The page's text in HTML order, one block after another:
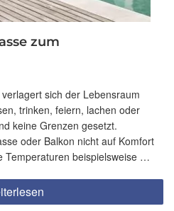
zum
sich der Lebensraum
trinken, feiern, lachen oder
keine Grenzen gesetzt.
oder Balkon nicht auf Komfort
Temperaturen beispielsweise …